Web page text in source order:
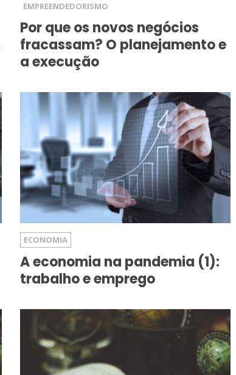
EMPREENDEDORISMO
Por que os novos negócios
fracassam? O planejamento e
a execução
ECONOMIA
A economia na pandemia (1):
trabalho e emprego